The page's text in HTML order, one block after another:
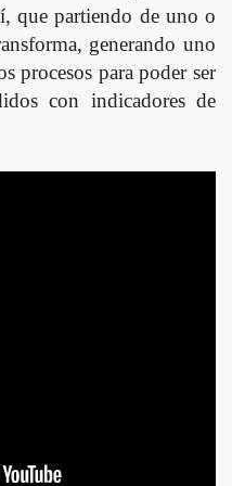
que partiendo de uno o
generando uno
procesos para poder ser
con indicadores de